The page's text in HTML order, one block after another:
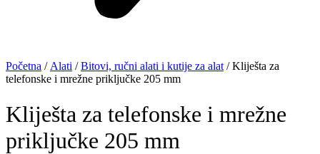
Početna / Alati /Bitovi, ručni alati i kutije za alat / Kliješta za
telefonske i mrežne priključke 205 mm
Kliješta za telefonske i mrežne
priključke 205 mm